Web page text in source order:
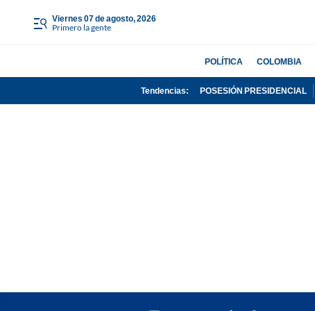
viernes 07 de agosto, 2026
Primero la gente
POLÍTICA COLOMBIA
Tendencias: POSESIÓN PRESIDENCIAL